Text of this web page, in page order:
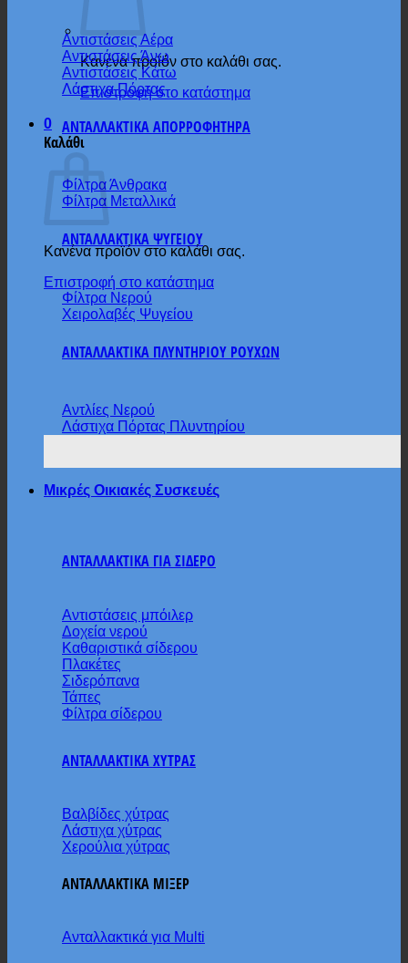
Κανένα προϊόν στο καλάθι σας.
Επιστροφή στο κατάστημα
0
Καλάθι
Κανένα προϊόν στο καλάθι σας.
Επιστροφή στο κατάστημα
Αντιστάσεις Αέρα
Αντιστάσεις Άνω
Αντιστάσεις Κάτω
Λάστιχα Πόρτας
ΑΝΤΑΛΛΑΚΤΙΚΑ ΑΠΟΡΡΟΦΗΤΗΡΑ
Φίλτρα Άνθρακα
Φίλτρα Μεταλλικά
ΑΝΤΑΛΛΑΚΤΙΚΑ ΨΥΓΕΙΟΥ
Φίλτρα Νερού
Χειρολαβές Ψυγείου
ΑΝΤΑΛΛΑΚΤΙΚΑ ΠΛΥΝΤΗΡΙΟΥ ΡΟΥΧΩΝ
Αντλίες Νερού
Λάστιχα Πόρτας Πλυντηρίου
Μικρές Οικιακές Συσκευές
ΑΝΤΑΛΛΑΚΤΙΚΑ ΓΙΑ ΣΙΔΕΡΟ
Αντιστάσεις μπόιλερ
Δοχεία νερού
Καθαριστικά σίδερου
Πλακέτες
Σιδερόπανα
Τάπες
Φίλτρα σίδερου
ΑΝΤΑΛΛΑΚΤΙΚΑ ΧΥΤΡΑΣ
Βαλβίδες χύτρας
Λάστιχα χύτρας
Χερούλια χύτρας
ΑΝΤΑΛΛΑΚΤΙΚΑ ΜΙΞΕΡ
Ανταλλακτικά για Multi